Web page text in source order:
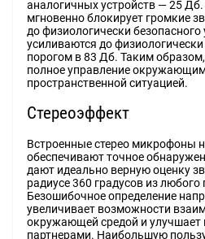
аналогичных устройств — 25
мгновенно блокирует громкие
до физиологически
усиливаются до
порогом в 83 Дб. Таким
полное управление
пространственной ситуацией.
Стереоэффект
Встроенные стерео микрофоны
обеспечивают точное
дают идеально верную оценку
радиусе 360 градусов из
Безошибочное определение
увеличивает возможности
окружающей средой и
партнерами. Наибольшую